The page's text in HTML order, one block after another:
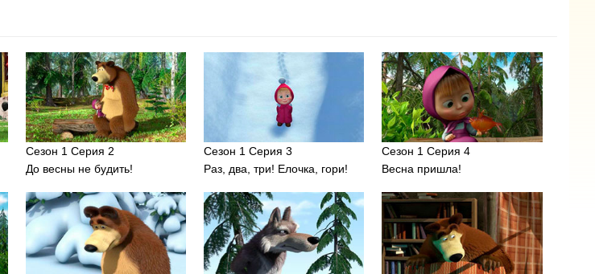
Сезон 1 Серия 2
До весны не будить!
Сезон 1 Серия 3
Раз, два, три! Елочка, гори!
Сезон 1 Серия 4
Весна пришла!